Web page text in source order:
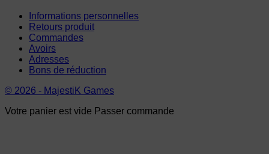
Informations personnelles
Retours produit
Commandes
Avoirs
Adresses
Bons de réduction
© 2026 - MajestiK Games
Votre panier est vide Passer commande